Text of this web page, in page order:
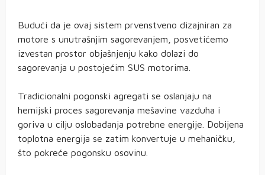
Budući da je ovaj sistem prvenstveno dizajniran za
motore s unutrašnjim sagorevanjem, posvetićemo
izvestan prostor objašnjenju kako dolazi do
sagorevanja u postojećim SUS motorima.
Tradicionalni pogonski agregati se oslanjaju na
hemijski proces sagorevanja mešavine vazduha i
goriva u cilju oslobađanja potrebne energije. Dobijena
toplotna energija se zatim konvertuje u mehaničku,
što pokreće pogonsku osovinu.